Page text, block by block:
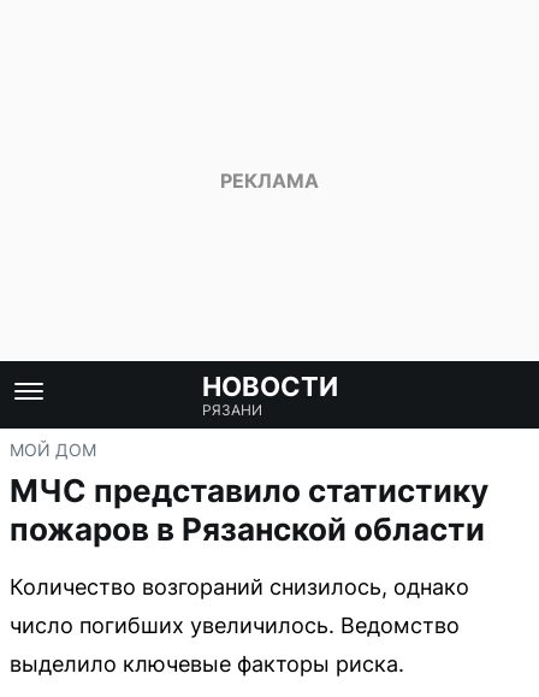
НОВОСТИ
РЯЗАНИ
МОЙ ДОМ
МЧС представило статистику
пожаров в Рязанской области
Количество возгораний снизилось, однако
число погибших увеличилось. Ведомство
выделило ключевые факторы риска.